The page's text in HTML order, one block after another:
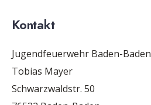
Kontakt
Jugendfeuerwehr Baden-Baden
Tobias Mayer
Schwarzwaldstr. 50